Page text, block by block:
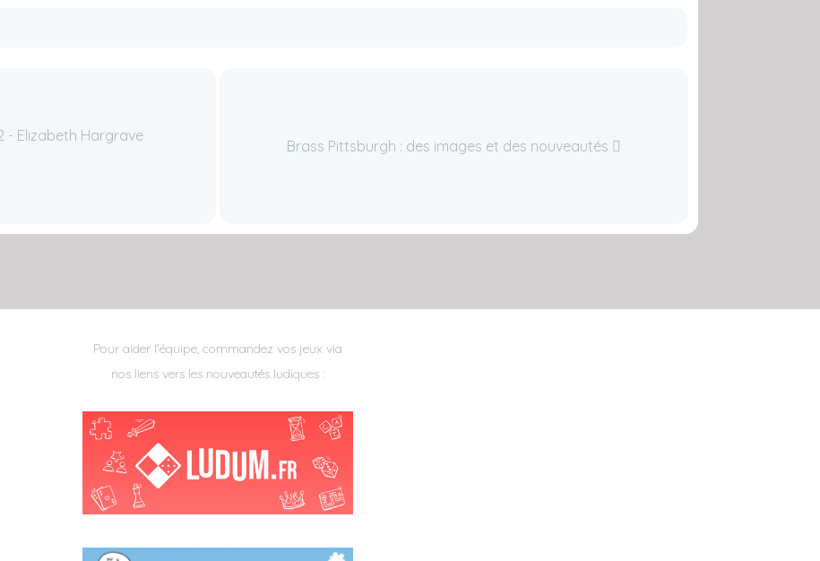
- Elizabeth Hargrave
Brass Pittsburgh : des images et des nouveautés
Pour aider l'équipe, commandez vos jeux via
nos liens vers les nouveautés ludiques :